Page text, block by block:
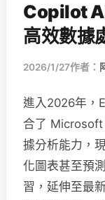
Copilot
高效數據
2026/1/27作者：
進入2026年，
合了
據分析能力，
化圖表甚至預
習，延伸至最